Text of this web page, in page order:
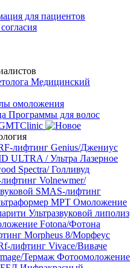
для пациентов
Медицинский
омоложения
Программы для волос
лифтинг Genius/Джениус
ULTRA / Ультра Лазерное
Spectra/ Голливуд
Volnewmer/
SMAS-лифтинг
MPT Омоложение
Ультразвуковой липолиз
Fotona/Фотона
Morpheus 8/Морфеус
лифтинг Vivace/Виваче
Термаж Фотоомоложение